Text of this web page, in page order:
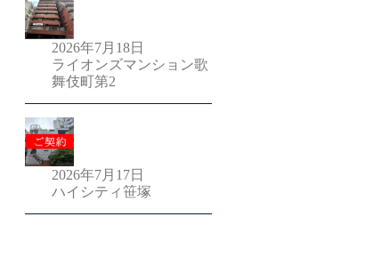
2026年7月18日
ライオンズマンション歌
舞伎町第2
2026年7月17日
ハイシティ笹塚